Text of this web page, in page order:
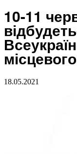
10-11
18.05.2021